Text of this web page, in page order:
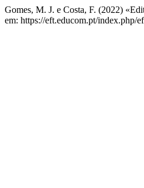
Gomes, M. J. e Costa, F. (2022)
em: https://eft.educom.pt/index.php/